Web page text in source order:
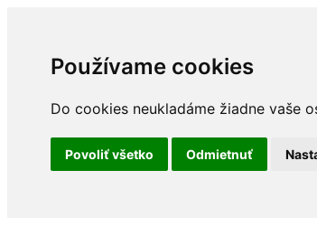
Používame cookies
Do cookies neukladáme žiadne vaše
Povoliť všetko Odmietnuť